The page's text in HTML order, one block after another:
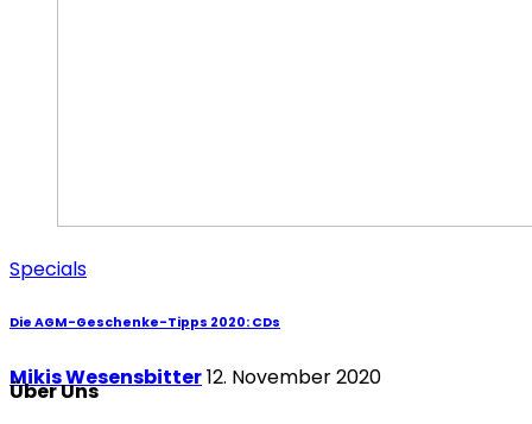
Specials
Die AGM-Geschenke-Tipps 2020: CDs
Mikis Wesensbitter12. November 2020
Über Uns